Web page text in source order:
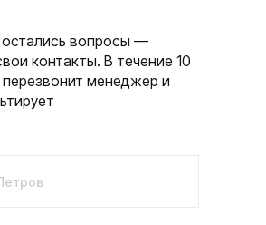
остались вопросы —
контакты. В течение 10
менеджер и